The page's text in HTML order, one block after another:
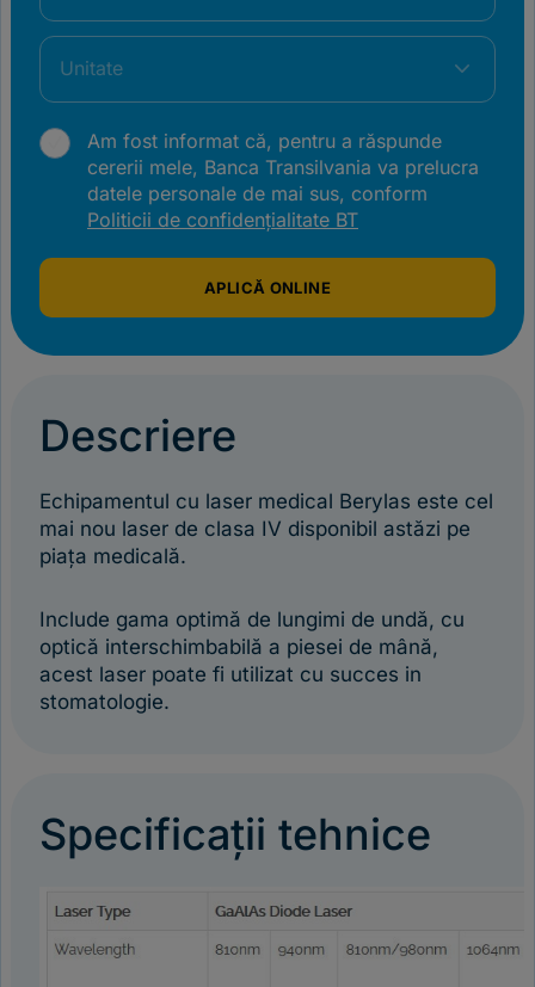
Unitate
Am fost informat că, pentru a răspunde
cererii mele, Banca Transilvania va prelucra
datele personale de mai sus, conform
Politicii de confidențialitate BT
APLICĂ ONLINE
Descriere
Echipamentul cu laser medical Berylas este cel
mai nou laser de clasa IV disponibil astăzi pe
piața medicală.
Include gama optimă de lungimi de undă, cu
optică interschimbabilă a piesei de mână,
acest laser poate fi utilizat cu succes in
stomatologie.
Specificații tehnice